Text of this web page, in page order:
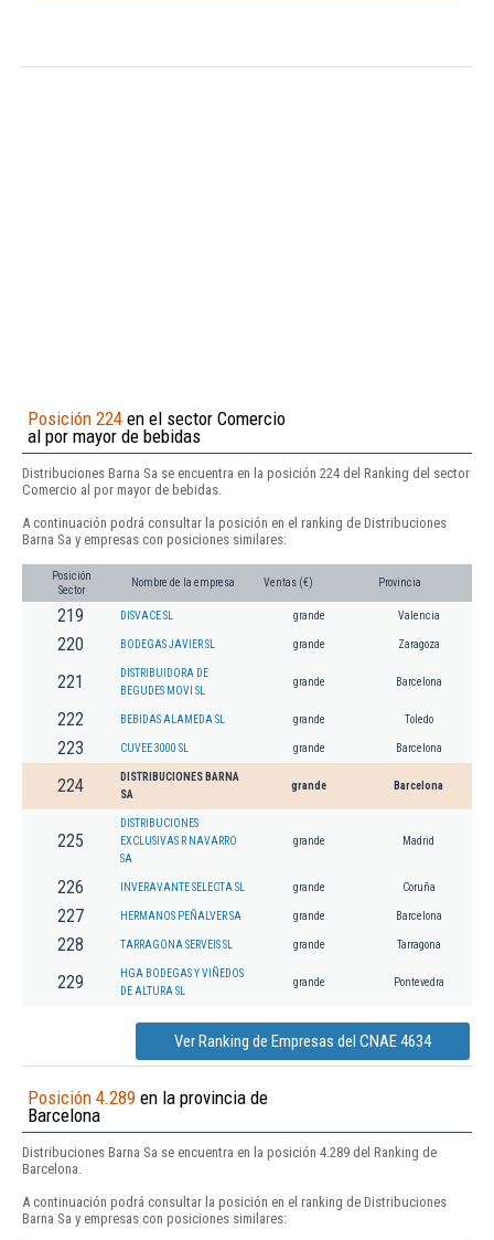
Posición 224 en el sector Comercio
al por mayor de bebidas
Distribuciones Barna Sa se encuentra en la posición 224 del Ranking del sector
Comercio al por mayor de bebidas.
A continuación podrá consultar la posición en el ranking de Distribuciones
Barna Sa y empresas con posiciones similares:
Posición
Sector
Nombre de la empresa Ventas (€) Provincia
219 DISVACE SL grande Valencia
220 BODEGAS JAVIER SL grande Zaragoza
221
DISTRIBUIDORA DE
BEGUDES MOVI SL
grande Barcelona
222 BEBIDAS ALAMEDA SL grande Toledo
223 CUVEE 3000 SL grande Barcelona
224
DISTRIBUCIONES BARNA
SA
grande Barcelona
225
DISTRIBUCIONES
EXCLUSIVAS R NAVARRO
SA
grande Madrid
226 INVERAVANTE SELECTA SL grande Coruña
227 HERMANOS PEÑALVER SA grande Barcelona
228 TARRAGONA SERVEIS SL grande Tarragona
229
HGA BODEGAS Y VIÑEDOS
DE ALTURA SL
grande Pontevedra
Ver Ranking de Empresas del CNAE 4634
Posición 4.289 en la provincia de
Barcelona
Distribuciones Barna Sa se encuentra en la posición 4.289 del Ranking de
Barcelona.
A continuación podrá consultar la posición en el ranking de Distribuciones
Barna Sa y empresas con posiciones similares: